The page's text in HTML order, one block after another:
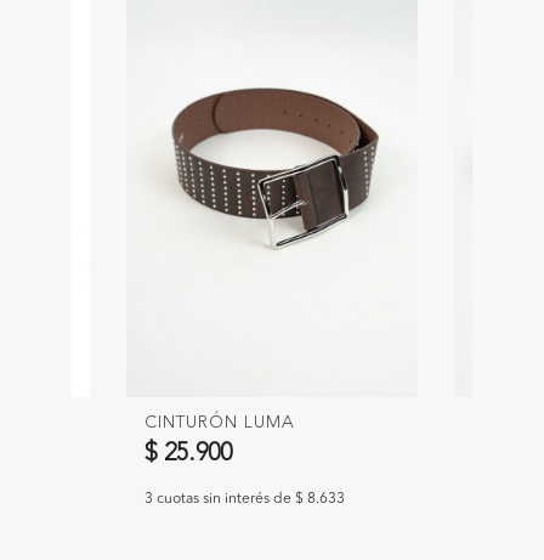
CINTURÓN LUMA
$ 25.900
3 cuotas sin interés de $ 8.633